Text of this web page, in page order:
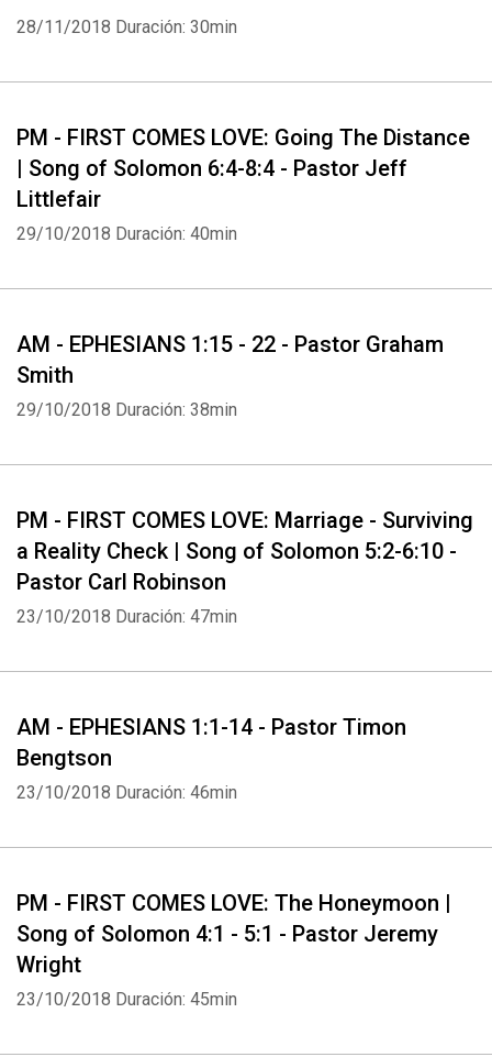
28/11/2018 Duración: 30min
PM - FIRST COMES LOVE: Going The Distance
| Song of Solomon 6:4-8:4 - Pastor Jeff
Littlefair
29/10/2018 Duración: 40min
AM - EPHESIANS 1:15 - 22 - Pastor Graham
Smith
29/10/2018 Duración: 38min
PM - FIRST COMES LOVE: Marriage - Surviving
a Reality Check | Song of Solomon 5:2-6:10 -
Pastor Carl Robinson
23/10/2018 Duración: 47min
AM - EPHESIANS 1:1-14 - Pastor Timon
Bengtson
23/10/2018 Duración: 46min
PM - FIRST COMES LOVE: The Honeymoon |
Song of Solomon 4:1 - 5:1 - Pastor Jeremy
Wright
23/10/2018 Duración: 45min